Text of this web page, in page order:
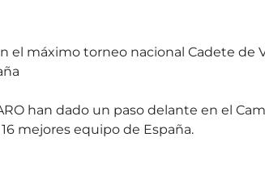
el máximo torneo nacional Cadete de
han dado un paso delante en el
mejores equipo de España.